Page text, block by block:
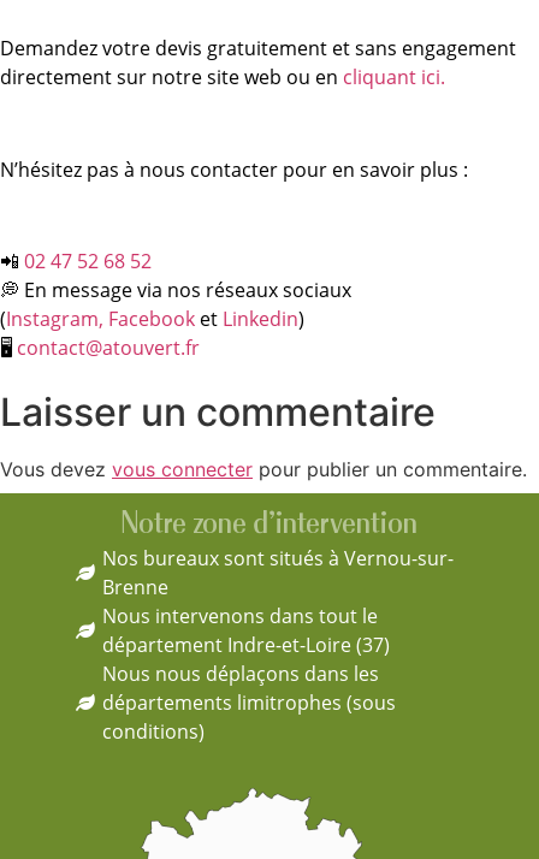
Demandez votre devis gratuitement et sans engagement
directement sur notre site web ou en cliquant ici.
N’hésitez pas à nous contacter pour en savoir plus :
📲 02 47 52 68 52
💭 En message via nos réseaux sociaux
(Instagram, Facebook et Linkedin)
🖥 contact@atouvert.fr
Laisser un commentaire
Vous devez vous connecter pour publier un commentaire.
Notre zone d'intervention
Nos bureaux sont situés à Vernou-sur-
Brenne
Nous intervenons dans tout le
département Indre-et-Loire (37)
Nous nous déplaçons dans les
départements limitrophes (sous
conditions)